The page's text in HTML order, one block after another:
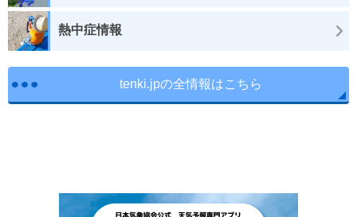
熱中症情報
tenki.jpの全情報はこちら